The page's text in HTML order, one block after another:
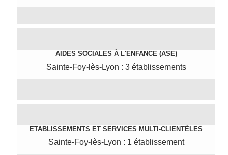
AIDES SOCIALES À L'ENFANCE (ASE)
Sainte-Foy-lès-Lyon : 3 établissements
ETABLISSEMENTS ET SERVICES MULTI-CLIENTÈLES
Sainte-Foy-lès-Lyon : 1 établissement